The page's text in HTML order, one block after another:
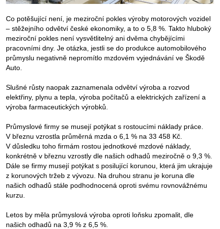
Co potěšující není, je meziroční pokles výroby motorových vozidel
– stěžejního odvětví české ekonomiky, a to o 5,8 %. Takto hluboký
meziroční pokles není vysvětlitelný ani dvěma chybějícími
pracovními dny. Je otázka, jestli se do produkce automobilového
průmyslu negativně nepromítlo mzdovém vyjednávání ve Škodě
Auto.
Slušné růsty naopak zaznamenala odvětví výroba a rozvod
elektřiny, plynu a tepla, výroba počítačů a elektrických zařízení a
výroba farmaceutických výrobků.
Průmyslové firmy se musejí potýkat s rostoucími náklady práce.
V březnu vzrostla průměrná mzda o 6,1 % na 33 458 Kč.
V důsledku toho firmám rostou jednotkové mzdové náklady,
konkrétně v březnu vzrostly dle našich odhadů meziročně o 9,3 %.
Dále se firmy musejí potýkat s posilující korunou, která jim ukrajuje
z korunových tržeb z vývozu. Na druhou stranu je koruna dle
našich odhadů stále podhodnocená oproti svému rovnovážnému
kurzu.
Letos by měla průmyslová výroba oproti loňsku zpomalit, dle
našich odhadů na 3,9 % z 6,5 %.